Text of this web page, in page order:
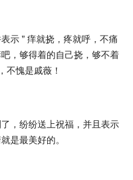
示 ” 痒就挠，疼就呼，不痛
，够得着的自己挠，够不着
不愧是戚薇！
，纷纷送上祝福，并且表示
是最美好的。